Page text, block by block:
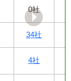
0社
34社
4社